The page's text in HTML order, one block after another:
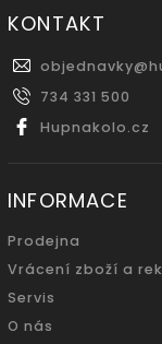
KONTAKT
objednavky@
734 331 500
Hupnakolo.cz
INFORMACE
Prodejna
Vrácení zboží a
Servis
O nás